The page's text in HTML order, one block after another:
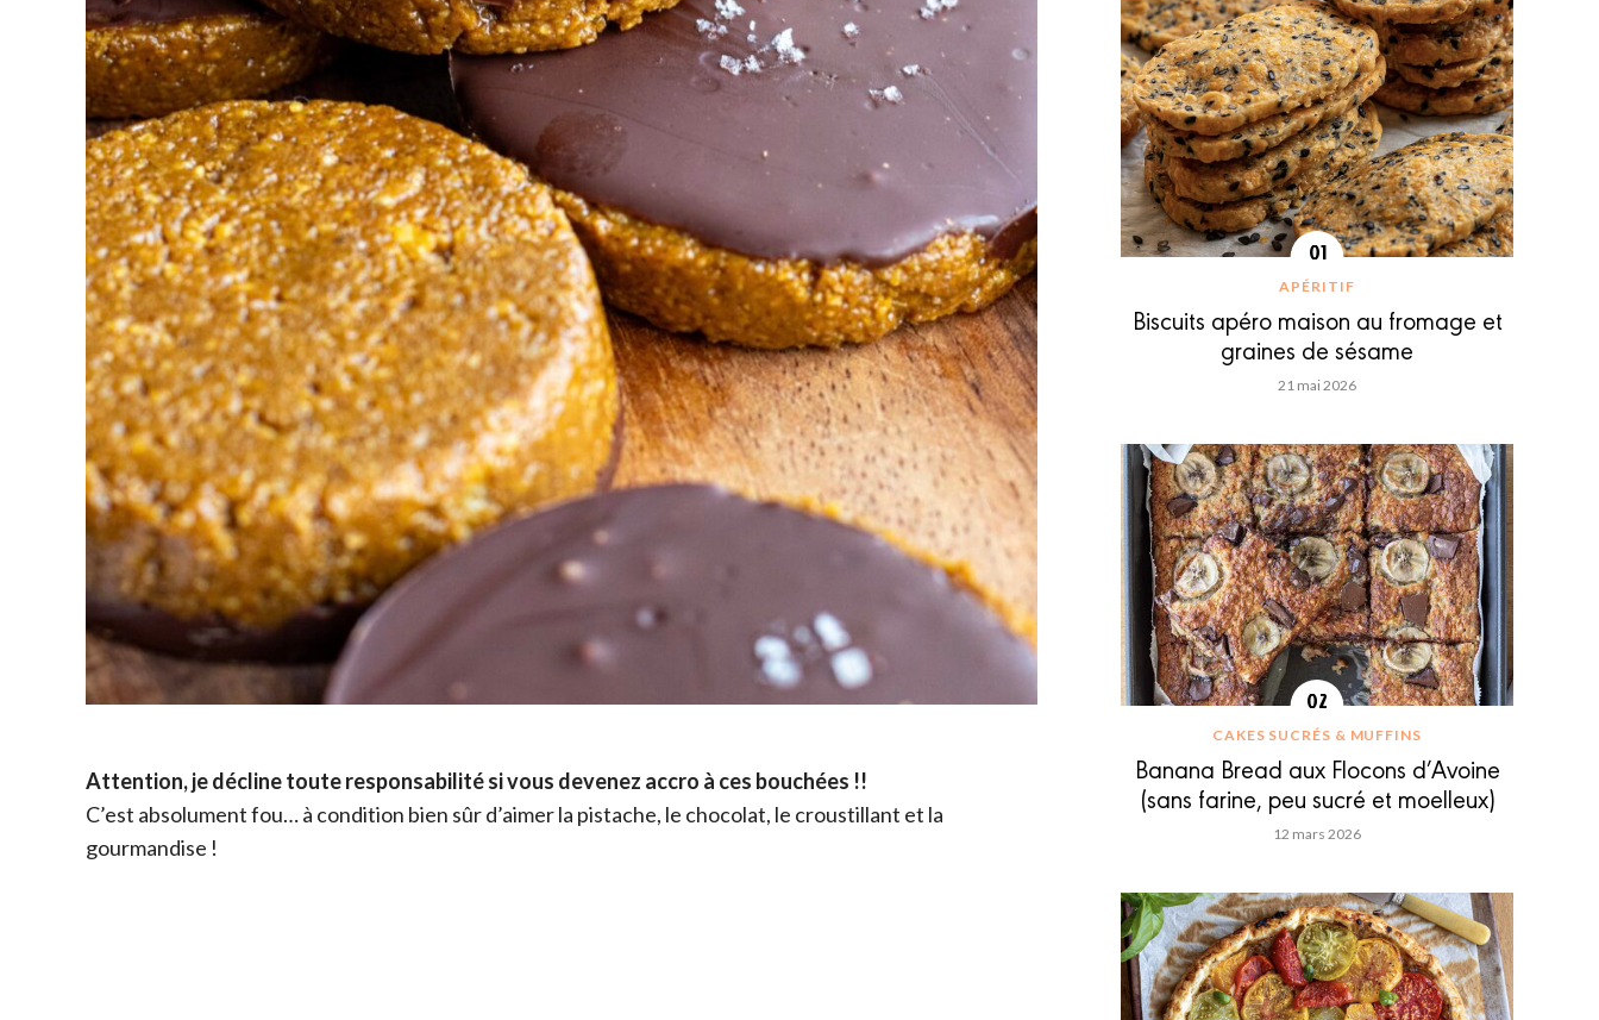
Attention, je décline toute responsabilité si vous devenez accro à ces bouchées !!
C’est absolument fou… à condition bien sûr d’aimer la pistache, le chocolat, le croustillant et la
gourmandise !
APÉRITIF
Biscuits apéro maison au fromage et
graines de sésame
21 mai 2026
CAKES SUCRÉS & MUFFINS
Banana Bread aux Flocons d’Avoine
(sans farine, peu sucré et moelleux)
12 mars 2026